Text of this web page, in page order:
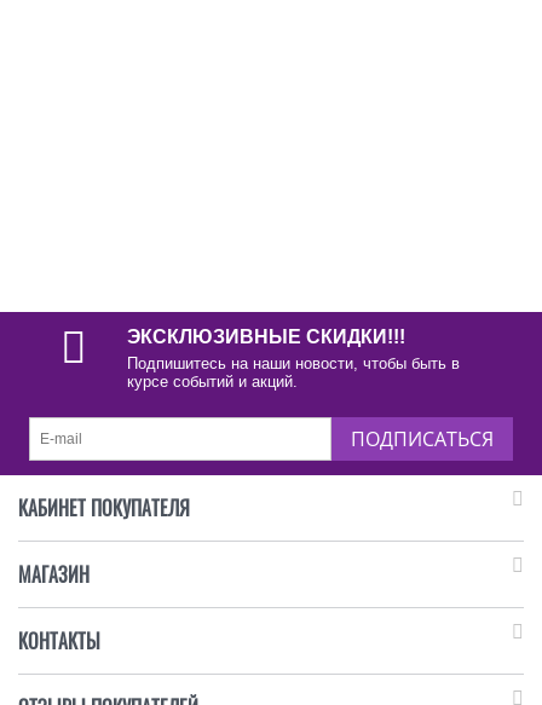
ЭКСКЛЮЗИВНЫЕ СКИДКИ!!!
Подпишитесь на наши новости, чтобы быть в
курсе событий и акций.
ПОДПИСАТЬСЯ
КАБИНЕТ ПОКУПАТЕЛЯ
МАГАЗИН
КОНТАКТЫ